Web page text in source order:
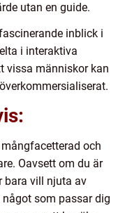
utan en guide.
inblick i
i interaktiva
vissa människor kan
och
Oavsett om du är
bara vill njuta av
som passar dig